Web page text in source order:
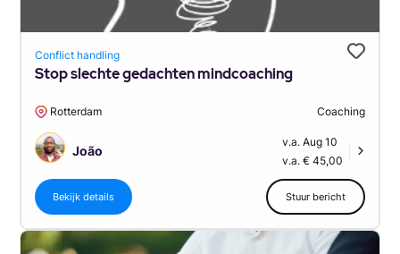
Conflict handling
Stop slechte gedachten mindcoaching
Rotterdam Coaching
João
v.a. Aug 10
v.a. € 45,00
Bekijk details Stuur bericht